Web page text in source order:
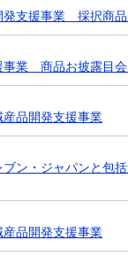
支援事業 採択商品
事業 商品お披露目
品開発支援事業
ン・ジャパンと包
品開発支援事業